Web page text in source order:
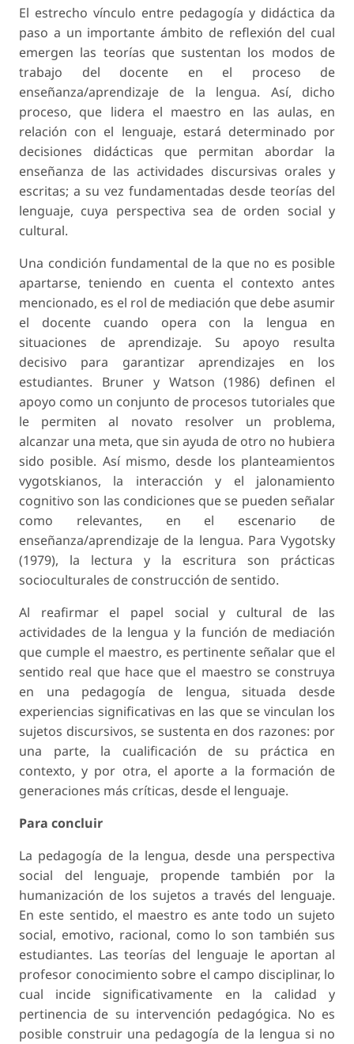
El estrecho vínculo entre pedagogía y didáctica da
paso a un importante ámbito de reflexión del cual
emergen las teorías que sustentan los modos de
trabajo del docente en el proceso de
enseñanza/aprendizaje de la lengua. Así, dicho
proceso, que lidera el maestro en las aulas, en
relación con el lenguaje, estará determinado por
decisiones didácticas que permitan abordar la
enseñanza de las actividades discursivas orales y
escritas; a su vez fundamentadas desde teorías del
lenguaje, cuya perspectiva sea de orden social y
cultural.
Una condición fundamental de la que no es posible
apartarse, teniendo en cuenta el contexto antes
mencionado, es el rol de mediación que debe asumir
el docente cuando opera con la lengua en
situaciones de aprendizaje. Su apoyo resulta
decisivo para garantizar aprendizajes en los
estudiantes. Bruner y Watson (1986) definen el
apoyo como un conjunto de procesos tutoriales que
le permiten al novato resolver un problema,
alcanzar una meta, que sin ayuda de otro no hubiera
sido posible. Así mismo, desde los planteamientos
vygotskianos, la interacción y el jalonamiento
cognitivo son las condiciones que se pueden señalar
como relevantes, en el escenario de
enseñanza/aprendizaje de la lengua. Para Vygotsky
(1979), la lectura y la escritura son prácticas
socioculturales de construcción de sentido.
Al reafirmar el papel social y cultural de las
actividades de la lengua y la función de mediación
que cumple el maestro, es pertinente señalar que el
sentido real que hace que el maestro se construya
en una pedagogía de lengua, situada desde
experiencias significativas en las que se vinculan los
sujetos discursivos, se sustenta en dos razones: por
una parte, la cualificación de su práctica en
contexto, y por otra, el aporte a la formación de
generaciones más críticas, desde el lenguaje.
Para concluir
La pedagogía de la lengua, desde una perspectiva
social del lenguaje, propende también por la
humanización de los sujetos a través del lenguaje.
En este sentido, el maestro es ante todo un sujeto
social, emotivo, racional, como lo son también sus
estudiantes. Las teorías del lenguaje le aportan al
profesor conocimiento sobre el campo disciplinar, lo
cual incide significativamente en la calidad y
pertinencia de su intervención pedagógica. No es
posible construir una pedagogía de la lengua si no